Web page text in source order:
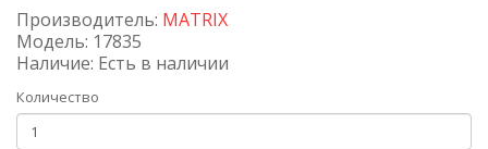
Производитель: MATRIX
Модель: 17835
Наличие: Есть в наличии
Количество